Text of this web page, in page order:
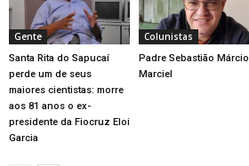
Gente
Santa Rita do Sapucaí
perde um de seus
maiores cientistas: morre
aos 81 anos o ex-
presidente da Fiocruz Eloi
Garcia
Colunistas
Padre Sebastião Márcio
Marciel